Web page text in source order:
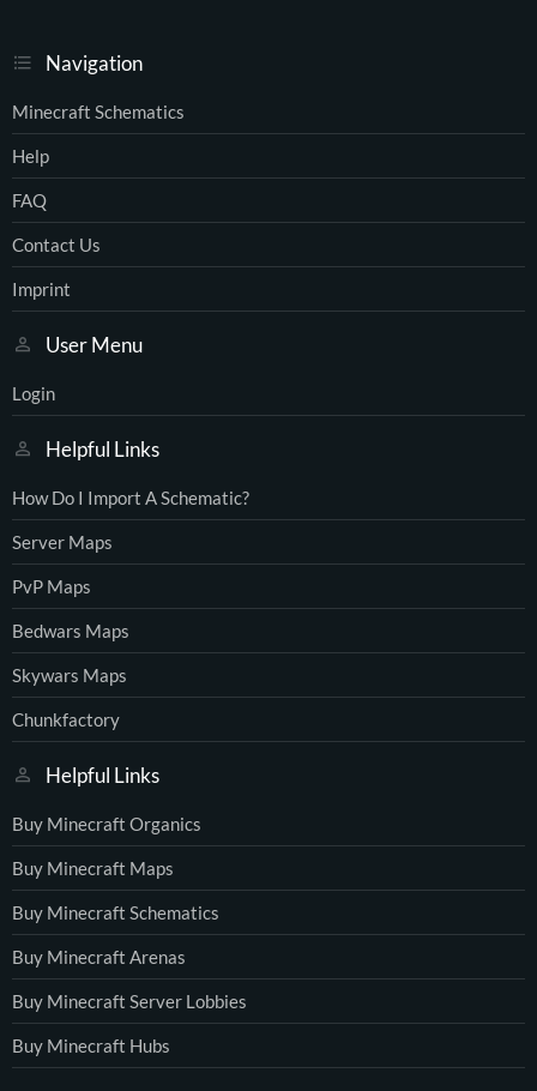
Navigation
Minecraft Schematics
Help
FAQ
Contact Us
Imprint
User Menu
Login
Helpful Links
How Do I Import A Schematic?
Server Maps
PvP Maps
Bedwars Maps
Skywars Maps
Chunkfactory
Helpful Links
Buy Minecraft Organics
Buy Minecraft Maps
Buy Minecraft Schematics
Buy Minecraft Arenas
Buy Minecraft Server Lobbies
Buy Minecraft Hubs